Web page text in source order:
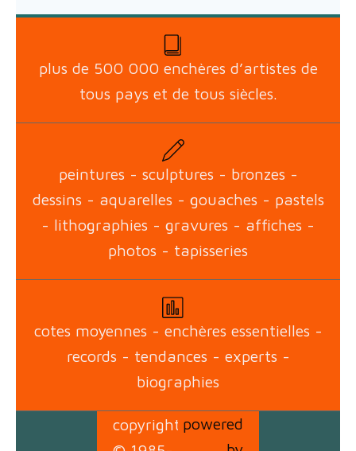
plus de 500 000 enchères d’artistes de
tous pays et de tous siècles.
peintures - sculptures - bronzes -
dessins - aquarelles - gouaches - pastels
- lithographies - gravures - affiches -
photos - tapisseries
cotes moyennes - enchères essentielles -
records - tendances - experts -
biographies
copyright powered